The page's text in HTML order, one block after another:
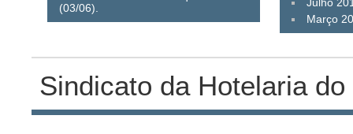
(03/06).
Março
Sindicato da Hotelaria do